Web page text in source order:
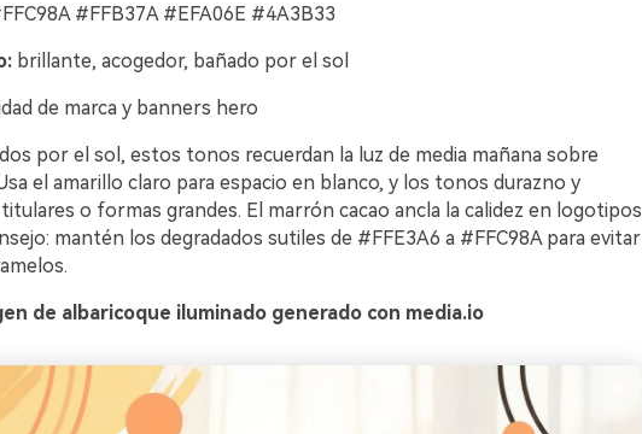
#FFB37A #EFA06E #4A3B33
brillante, acogedor, bañado por el sol
de marca y banners hero
por el sol, estos tonos recuerdan la luz de media mañana sobre
el amarillo claro para espacio en blanco, y los tonos durazno y
o formas grandes. El marrón cacao ancla la calidez en logotipos
mantén los degradados sutiles de #FFE3A6 a #FFC98A para evitar
de albaricoque iluminado generado con media.io